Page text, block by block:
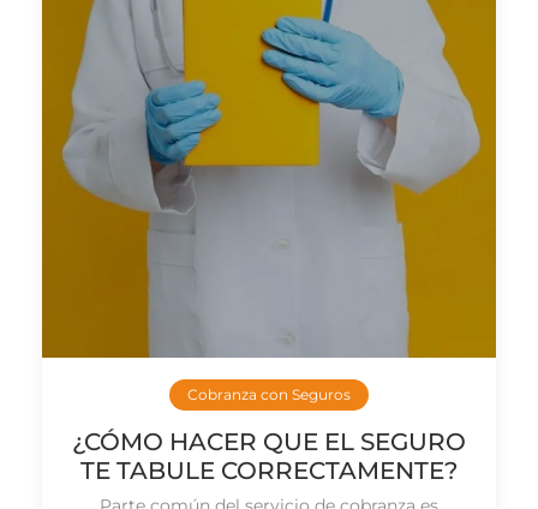
Cobranza con Seguros
¿CÓMO HACER QUE EL SEGURO
TE TABULE CORRECTAMENTE?